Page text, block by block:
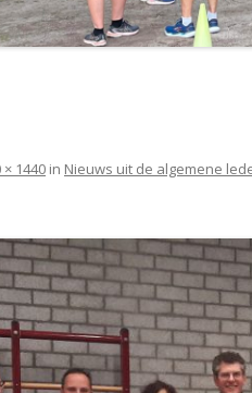
× 1440 in Nieuws uit de algemene